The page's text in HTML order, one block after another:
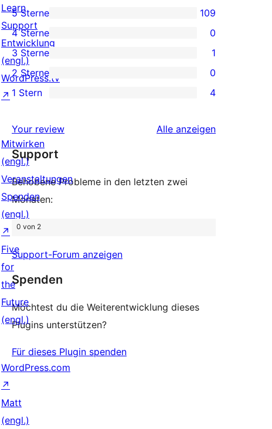
109 5-
Sterne-
Rezensionen
5 Sterne 109
0 4-
Sterne-
Rezensionen
4 Sterne 0
1 3-
Sterne-
Rezension
3 Sterne 1
0 2-
Sterne-
2 Sterne 0
4 1-
Rezensionen
1 Stern 4
Your review Alle Rezensionen
anzeigen
Support
Behobene Probleme in den letzten zwei
Monaten:
0 von 2
Support-Forum anzeigen
Spenden
Möchtest du die Weiterentwicklung dieses
Plugins unterstützen?
Für dieses Plugin spenden
Learn
Support
Entwicklung
(engl.)
WordPress.tv
↗
Mitwirken
(engl.)
Veranstaltungen
Spenden
(engl.)
↗
Five
for
the
Future
(engl.)
WordPress.com
↗
Matt
(engl.)